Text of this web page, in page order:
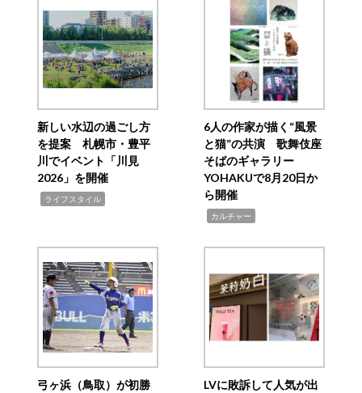
新しい水辺の過ごし方
を提案 札幌市・豊平
川でイベント「川見
2026」を開催
ライフスタイル
6人の作家が描く“風景
と猫”の共演 歌舞伎座
そばのギャラリー
YOHAKUで8月20日か
ら開催
カルチャー
弓ヶ浜（鳥取）が初勝
LVに敗訴して人気が出